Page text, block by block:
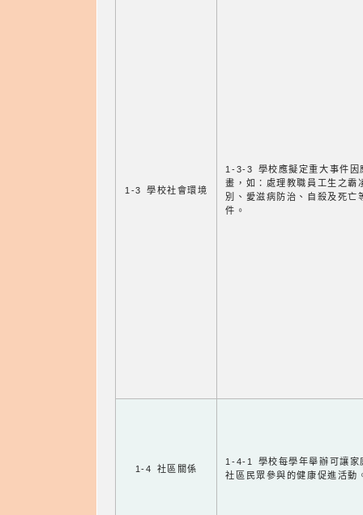
1-3 學校社會環境
1-3-3 學校應擬定重大事件因
畫，如：處理教職員工生之霸
別、愛滋病防治、自殺及死亡
件。
1-4 社區關係
1-4-1 學校每學年舉辦可讓家
社區民眾參與的健康促進活動